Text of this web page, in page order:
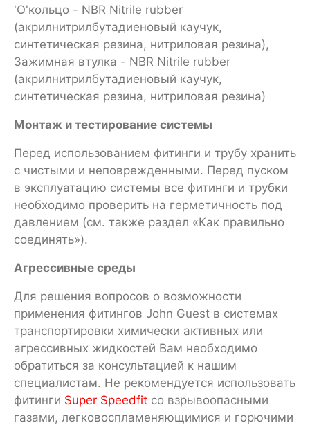
'O'кольцо - NBR Nitrile rubber
(акрилнитрилбутадиеновый каучук,
синтетическая резина, нитриловая резина),
Зажимная втулка - NBR Nitrile rubber
(акрилнитрилбутадиеновый каучук,
синтетическая резина, нитриловая резина)
Монтаж и тестирование системы
Перед использованием фитинги и трубу хранить
с чистыми и неповрежденными. Перед пуском
в эксплуатацию системы все фитинги и трубки
необходимо проверить на герметичность под
давлением (см. также раздел «Как правильно
соединять»).
Агрессивные среды
Для решения вопросов о возможности
применения фитингов John Guest в системах
транспортировки химически активных или
агрессивных жидкостей Вам необходимо
обратиться за консультацией к нашим
специалистам. Не рекомендуется использовать
фитинги Super Speedfit со взрывоопасными
газами, легковоспламеняющимися и горючими